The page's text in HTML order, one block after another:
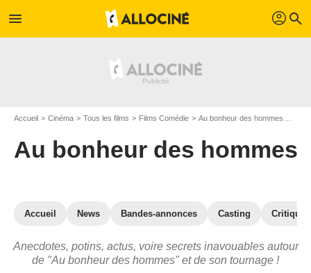
menu profil search
Accueil Cinéma Tous les films Films Comédie Au bonheur des hommes
Au bonheur des hommes
Accueil News Bandes-annonces Casting
Anecdotes, potins, actus, voire secrets inavouables autour
de "Au bonheur des hommes" et de son tournage !